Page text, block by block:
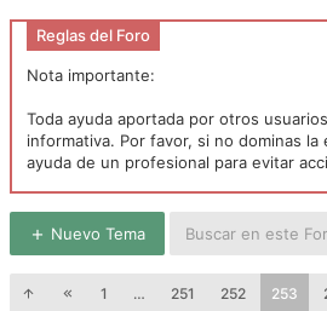
Reglas del Foro
Nota importante:
Toda ayuda aportada por otros
informativa. Por favor, si no dominas la
ayuda de un profesional para evitar
Nuevo Tema
1 … 251 252 253